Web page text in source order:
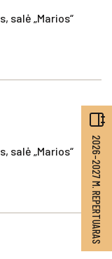
salė „Marios“
salė „Marios“
2026–2027 M. REPERTUARAS